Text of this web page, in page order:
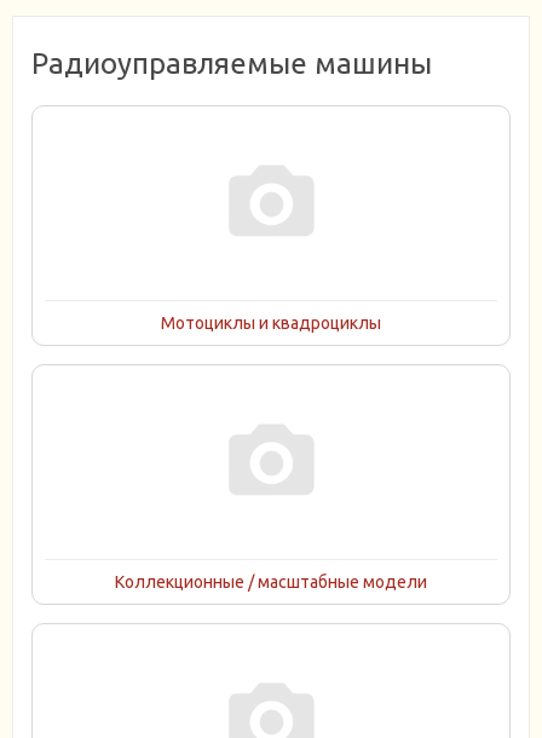
Радиоуправляемые машины
Мотоциклы и квадроциклы
Коллекционные / масштабные модели